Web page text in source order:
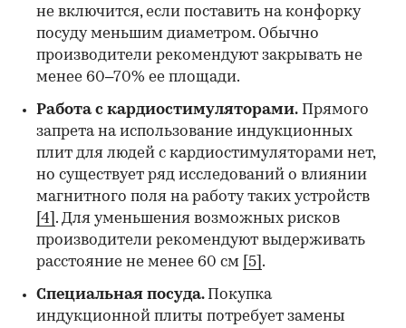
не включится, если поставить на конфорку
посуду меньшим диаметром. Обычно
производители рекомендуют закрывать не
менее 60–70% ее площади.
Работа с кардиостимуляторами. Прямого
запрета на использование индукционных
плит для людей с кардиостимуляторами нет,
но существует ряд исследований о влиянии
магнитного поля на работу таких устройств
[4] . Для уменьшения возможных рисков
производители рекомендуют выдерживать
расстояние не менее 60 см [5] .
Специальная посуда. Покупка
индукционной плиты потребует замены